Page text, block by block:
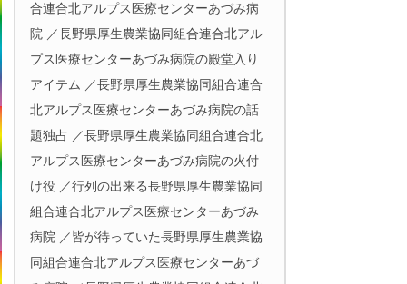
合連合北アルプス医療センターあづみ病
院 ／長野県厚生農業協同組合連合北アル
プス医療センターあづみ病院の殿堂入り
アイテム ／長野県厚生農業協同組合連合
北アルプス医療センターあづみ病院の話
題独占 ／長野県厚生農業協同組合連合北
アルプス医療センターあづみ病院の火付
け役 ／行列の出来る長野県厚生農業協同
組合連合北アルプス医療センターあづみ
病院 ／皆が待っていた長野県厚生農業協
同組合連合北アルプス医療センターあづ